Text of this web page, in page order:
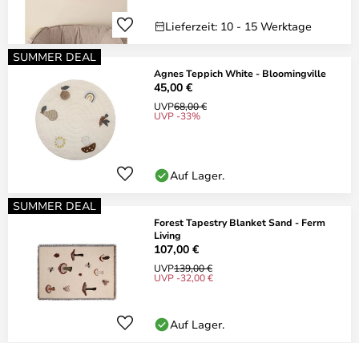
Lieferzeit: 10 - 15 Werktage
SUMMER DEAL
Agnes Teppich White - Bloomingville
45,00 €
UVP68,00 €
UVP -33%
Auf Lager.
SUMMER DEAL
Forest Tapestry Blanket Sand - Ferm
Living
107,00 €
UVP139,00 €
UVP -32,00 €
Auf Lager.